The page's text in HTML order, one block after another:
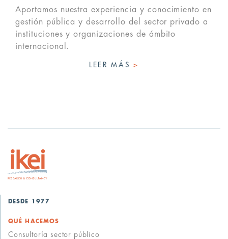
Aportamos nuestra experiencia y conocimiento en
gestión pública y desarrollo del sector privado a
instituciones y organizaciones de ámbito
internacional.
LEER MÁS>
DESDE 1977
QUÉ HACEMOS
Consultoría sector público